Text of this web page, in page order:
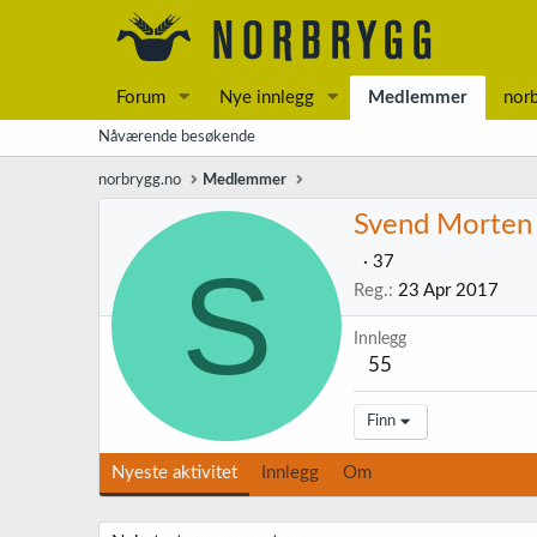
Forum Nye innlegg Medlemmer
Nåværende besøkende
norbrygg.no Medlemmer
S
Svend Morten
· 37
Reg. 23 Apr 2017
Innlegg
55
Finn
Nyeste aktivitet Innlegg Om